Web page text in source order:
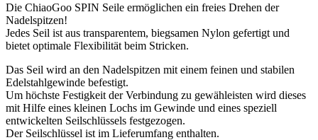
Die ChiaoGoo SPIN Seile ermöglichen ein freies Drehen der
Nadelspitzen!
Jedes Seil ist aus transparentem, biegsamen Nylon gefertigt und
bietet optimale Flexibilität beim Stricken.
Das Seil wird an den Nadelspitzen mit einem feinen und stabilen
Edelstahlgewinde befestigt.
Um höchste Festigkeit der Verbindung zu gewähleisten wird dieses
mit Hilfe eines kleinen Lochs im Gewinde und eines speziell
entwickelten Seilschlüssels festgezogen.
Der Seilschlüssel ist im Lieferumfang enthalten.